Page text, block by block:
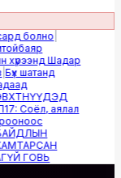
болно|
Шадар
шатанд
Соёл, аялал
ГОВЬ